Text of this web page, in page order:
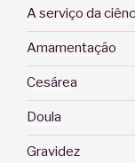
A serviço da
Amamentação
Cesárea
Doula
Gravidez